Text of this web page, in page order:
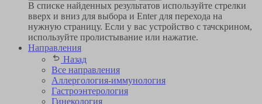
В списке найденных результатов используйте стрелки
вверх и вниз для выбора и Enter для перехода на
нужную страницу. Если у вас устройство с тачскрином,
используйте пролистывание или нажатие.
Направления
Назад
Все направления
Аллергология-иммунология
Гастроэнтерология
Гинекология